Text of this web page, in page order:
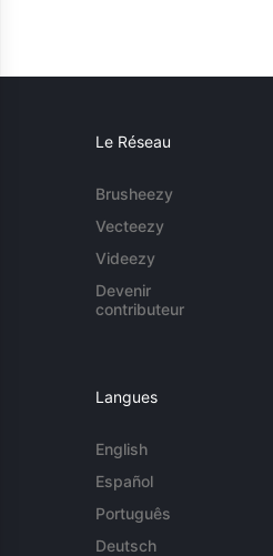
Le Réseau
Brusheezy
Vecteezy
Videezy
Devenir
contributeur
Langues
English
Español
Português
Deutsch